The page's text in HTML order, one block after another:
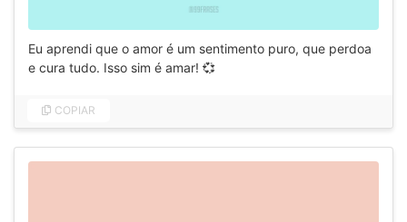
Eu aprendi que o amor é um sentimento puro, que perdoa
e cura tudo. Isso sim é amar! 💞
COPIAR